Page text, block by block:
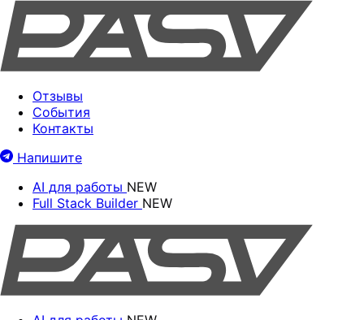
Отзывы
События
Контакты
Напишите
AI для работы NEW
Full Stack Builder NEW